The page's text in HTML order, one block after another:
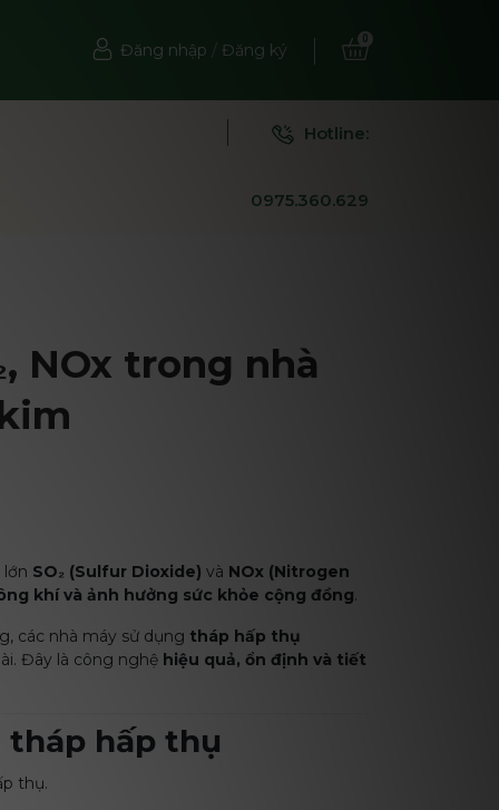
Đăng nhập / Đăng ký
0
Hotline:
0975.360.629
NOx trong nhà
SO₂ (Sulfur Dioxide) và NOx (Nitrogen
khí và ảnh hưởng sức khỏe cộng đồng.
các nhà máy sử dụng tháp hấp thụ
Đây là công nghệ hiệu quả, ổn định và tiết
tháp hấp thụ
thụ.